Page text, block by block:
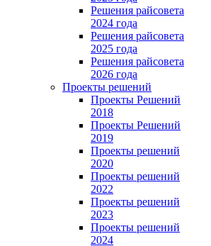
Решения райсовета
2024 года
Решения райсовета
2025 года
Решения райсовета
2026 года
Проекты решений
Проекты Решений
2018
Проекты Решений
2019
Проекты решений
2020
Проекты решений
2022
Проекты решений
2023
Проекты решений
2024